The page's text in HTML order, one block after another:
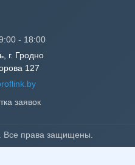
- 18:00
г. Гродно
127
заявок
права защищены.